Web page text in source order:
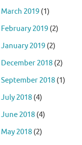
March 2019 (1)
February 2019 (2)
January 2019 (2)
December 2018 (2)
September 2018 (1)
July 2018 (4)
June 2018 (4)
May 2018 (2)